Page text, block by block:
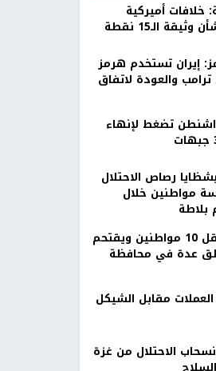
خلافات أميركية
الـ15 نقطة
إيران تستخدم هرمز
والعودة لاتفاق
13: واشنطن تضغط لإنهاء
رصاص الاحتلال
مواطنين خلال
بلاطة
الاحتلال يعتقل 10 مواطنين ويقتحم
عدة في محافظة
مقابل الشيكل
الاحتلال من غزة